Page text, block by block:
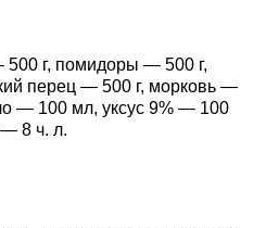
500 г, помидоры — 500 г,
перец — 500 г, морковь —
— 100 мл, уксус 9% — 100
8 ч. л.